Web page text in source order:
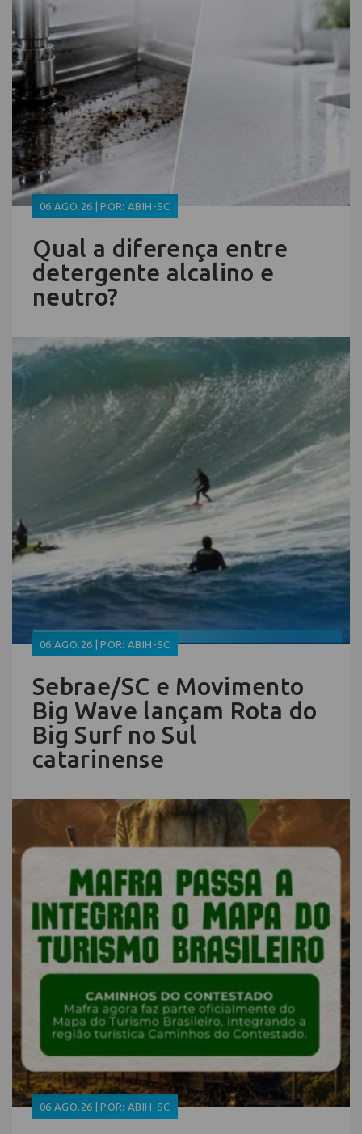
06.AGO.26 | POR: ABIH-SC
Qual a diferença entre
detergente alcalino e
neutro?
06.AGO.26 | POR: ABIH-SC
Sebrae/SC e Movimento
Big Wave lançam Rota do
Big Surf no Sul
catarinense
06.AGO.26 | POR: ABIH-SC